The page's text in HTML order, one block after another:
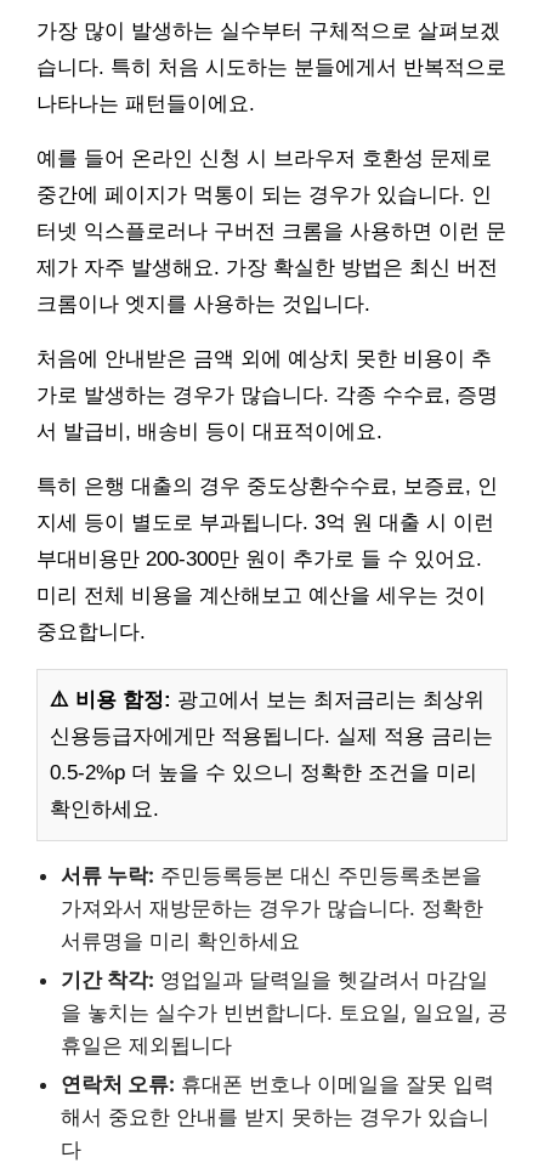
가장 많이 발생하는 실수부터 구체적으로 살펴보겠
습니다. 특히 처음 시도하는 분들에게서 반복적으로
나타나는 패턴들이에요.
예를 들어 온라인 신청 시 브라우저 호환성 문제로
중간에 페이지가 먹통이 되는 경우가 있습니다. 인
터넷 익스플로러나 구버전 크롬을 사용하면 이런 문
제가 자주 발생해요. 가장 확실한 방법은 최신 버전
크롬이나 엣지를 사용하는 것입니다.
처음에 안내받은 금액 외에 예상치 못한 비용이 추
가로 발생하는 경우가 많습니다. 각종 수수료, 증명
서 발급비, 배송비 등이 대표적이에요.
특히 은행 대출의 경우 중도상환수수료, 보증료, 인
지세 등이 별도로 부과됩니다. 3억 원 대출 시 이런
부대비용만 200-300만 원이 추가로 들 수 있어요.
미리 전체 비용을 계산해보고 예산을 세우는 것이
중요합니다.
⚠️ 비용 함정: 광고에서 보는 최저금리는 최상위
신용등급자에게만 적용됩니다. 실제 적용 금리는
0.5-2%p 더 높을 수 있으니 정확한 조건을 미리
확인하세요.
서류 누락: 주민등록등본 대신 주민등록초본을
가져와서 재방문하는 경우가 많습니다. 정확한
서류명을 미리 확인하세요
기간 착각: 영업일과 달력일을 헷갈려서 마감일
을 놓치는 실수가 빈번합니다. 토요일, 일요일, 공
휴일은 제외됩니다
연락처 오류: 휴대폰 번호나 이메일을 잘못 입력
해서 중요한 안내를 받지 못하는 경우가 있습니
다